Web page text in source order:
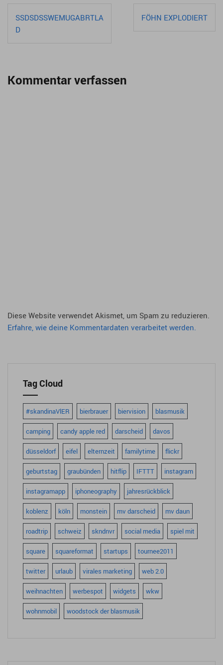
Beitragsnavigation
SSDSDSSWEMUGABRTLA
D
FÖHN EXPLODIERT
Kommentar verfassen
Diese Website verwendet Akismet, um Spam zu reduzieren.
Erfahre, wie deine Kommentardaten verarbeitet werden.
Tag Cloud
#skandinaVlER bierbrauer biervision blasmusik
camping candy apple red darscheid davos
düsseldorf eifel elternzeit familytime flickr
geburtstag graubünden hitflip IFTTT instagram
instagramapp iphoneography jahresrückblick
koblenz köln monstein mv darscheid mv daun
roadtrip schweiz skndnvr social media spiel mit
square squareformat startups tournee2011
twitter urlaub virales marketing web 2.0
weihnachten werbespot widgets wkw
wohnmobil woodstock der blasmusik